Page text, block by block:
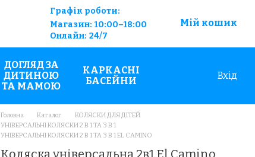
Графік роботи:
Магазин: 10:00–18:00
Онлайн: 24/7
Мій кошик
ДОГЛЯД ЗА
ДИТИНОЮ
ТА МАМОЮ
КАРКАСНІ
БАСЕЙНИ
Вхід
Головна Каталог
КОЛЯСКИ ДЛЯ ДІТЕЙ
УНІВЕРСАЛЬНІ КОЛЯСКИ 2 В 1 ТА 3 В 1
УНІВЕРСАЛЬНІ КОЛЯСКИ 2 В 1 ТА 3 В 1 EL CAMINO
Коляска універсальна 2в1 El Camino